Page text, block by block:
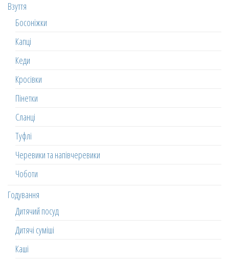
Взуття
Босоніжки
Капці
Кеди
Кросівки
Пінетки
Сланці
Туфлі
Черевики та напівчеревики
Чоботи
Годування
Дитячий посуд
Дитячі суміші
Каші